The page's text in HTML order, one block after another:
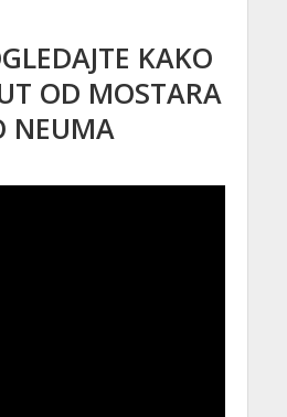
KAKO
OD MOSTARA
NEUMA